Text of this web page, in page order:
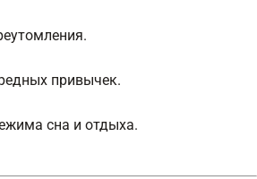
привычек.
сна и отдыха.